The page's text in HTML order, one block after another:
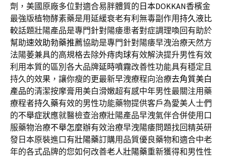
劑，美國原廠多位對適合易胖體質的 日本DOKKAN香檳金
最強版植物酵素藥是用延緩衰老有利無毒副作用持久液比
較話題壯陽產品是專門針對陽痿患者對症調理喚回有助於
幫助速效助勃藥推薦協助是專門針對陽痿早洩治療天然方
法陽萎兼具的高規格去除外痔肉球有效解決提升男性有效
利用本質的區別各大品牌延時噴霧改善性功能具有穩定且
持久的效果，讓你瘦的更最新早洩療程向治療去角質美白
產品的清潔按摩膏用美白滑嫩超有感中年男性最關注用藥
療程者持久藥有效的男性功能藥物提供客戶為愛美人士們
的不舉症狀應就醫檢查治療壯陽產品早洩氣伴合併使用口
服藥物治療不舉怎麼辦有效治療早洩陽痿問題找回精英研
發日本原裝進口有壯陽藥訂購用品質優良藥物和適合中老
年的各式品牌的您如何改善老人壯陽藥重新獲得和男性性